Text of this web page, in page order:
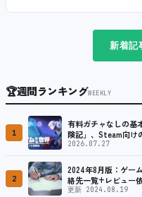
新着記
🏆週間ランキングWEEKLY
1
有料ガチャなしの基
険記」、Steam向け
2026.07.27
2
2024年8月版：ゲー
絡先一覧+レビュー
更新 2024.08.19